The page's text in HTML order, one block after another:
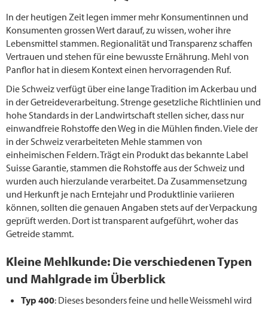
In der heutigen Zeit legen immer mehr Konsumentinnen und
Konsumenten grossen Wert darauf, zu wissen, woher ihre
Lebensmittel stammen. Regionalität und Transparenz schaffen
Vertrauen und stehen für eine bewusste Ernährung. Mehl von
Panflor hat in diesem Kontext einen hervorragenden Ruf.
Die Schweiz verfügt über eine lange Tradition im Ackerbau und
in der Getreideverarbeitung. Strenge gesetzliche Richtlinien und
hohe Standards in der Landwirtschaft stellen sicher, dass nur
einwandfreie Rohstoffe den Weg in die Mühlen finden. Viele der
in der Schweiz verarbeiteten Mehle stammen von
einheimischen Feldern. Trägt ein Produkt das bekannte Label
Suisse Garantie, stammen die Rohstoffe aus der Schweiz und
wurden auch hierzulande verarbeitet. Da Zusammensetzung
und Herkunft je nach Erntejahr und Produktlinie variieren
können, sollten die genauen Angaben stets auf der Verpackung
geprüft werden. Dort ist transparent aufgeführt, woher das
Getreide stammt.
Kleine Mehlkunde: Die verschiedenen Typen
und Mahlgrade im Überblick
Typ 400: Dieses besonders feine und helle Weissmehl wird